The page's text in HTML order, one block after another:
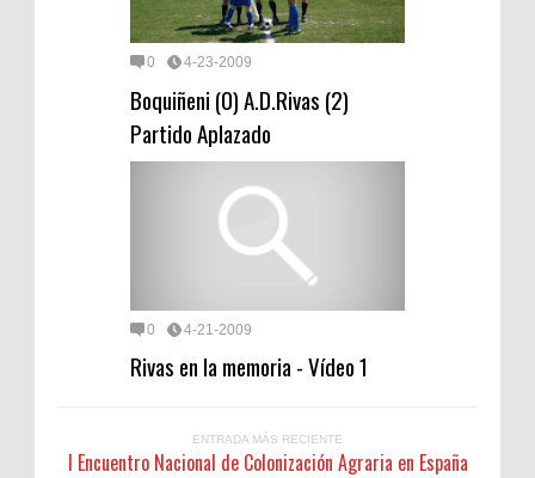
0 4-23-2009
Boquiñeni (0) A.D.Rivas (2)
Partido Aplazado
0 4-21-2009
Rivas en la memoria - Vídeo 1
ENTRADA MÁS RECIENTE
I Encuentro Nacional de Colonización Agraria en España